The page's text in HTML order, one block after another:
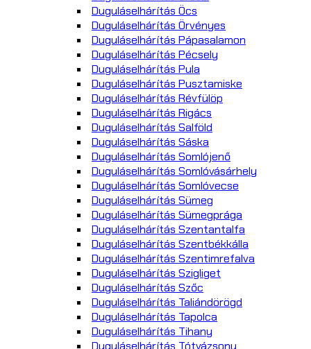
Duguláselhárítás Öcs
Duguláselhárítás Örvényes
Duguláselhárítás Pápasalamon
Duguláselhárítás Pécsely
Duguláselhárítás Pula
Duguláselhárítás Pusztamiske
Duguláselhárítás Révfülöp
Duguláselhárítás Rigács
Duguláselhárítás Salföld
Duguláselhárítás Sáska
Duguláselhárítás Somlójenő
Duguláselhárítás Somlóvásárhely
Duguláselhárítás Somlóvecse
Duguláselhárítás Sümeg
Duguláselhárítás Sümegprága
Duguláselhárítás Szentantalfa
Duguláselhárítás Szentbékkálla
Duguláselhárítás Szentimrefalva
Duguláselhárítás Szigliget
Duguláselhárítás Szőc
Duguláselhárítás Taliándörögd
Duguláselhárítás Tapolca
Duguláselhárítás Tihany
Duguláselhárítás Tótvázsony